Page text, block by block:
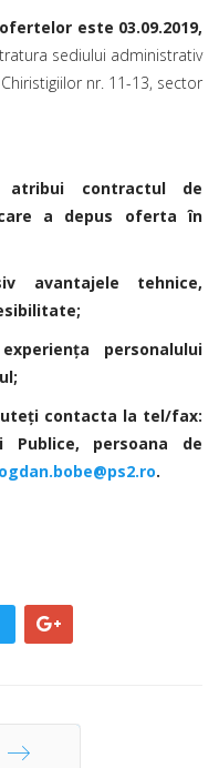
este 03.09.2019,
sediului administrativ
nr. 11-13, sector
atribui contractul de
a depus oferta în
avantajele tehnice,
personalului
contacta la tel/fax:
Publice, persoana de
.